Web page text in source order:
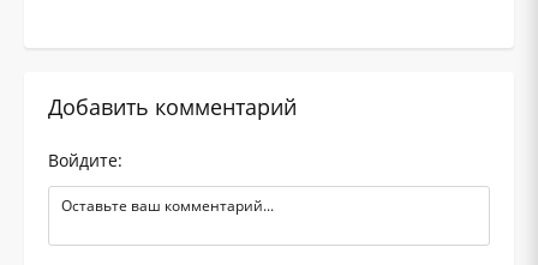
Добавить комментарий
Войдите: